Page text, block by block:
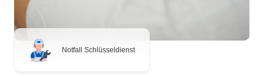
Notfall Schlüsseldienst